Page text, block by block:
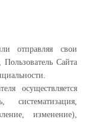
отправляя свои
Сайта
осуществляется
изменение),